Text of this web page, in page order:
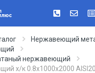
Нержавеющий
нержавеющий
х/к 0.8х1000х2000